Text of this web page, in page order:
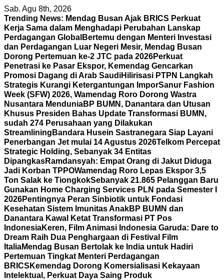
Skip
to
content
Sab. Agu 8th, 2026
Trending News: Mendag Busan Ajak BRICS Perkuat
Kerja Sama dalam Menghadapi Perubahan Lanskap
Perdagangan Global Bertemu dengan Menteri Investasi
dan Perdagangan Luar Negeri Mesir, Mendag Busan
Dorong Pertemuan ke-2 JTC pada 2026Perkuat
Penetrasi ke Pasar Ekspor, Kemendag Gencarkan
Promosi Dagang di Arab SaudiHilirisasi PTPN Langkah
Strategis Kurangi Ketergantungan ImporSanur Fashion
Week (SFW) 2026, Wamendag Roro Dorong Wastra
Nusantara MenduniaBP BUMN, Danantara dan Utusan
Khusus Presiden Bahas Update Transformasi BUMN,
sudah 274 Perusahaan yang Dilakukan
Streamlining Bandara Husein Sastranegara Siap Layani
Penerbangan Jet mulai 14 Agustus 2026Telkom Percepat
Strategic Holding, Sebanyak 34 Entitas
DipangkasRamdansyah: Empat Orang di Jakut Diduga
Jadi Korban TPPOWamendag Roro Lepas Ekspor 3,5
Ton Salak ke TiongkokSebanyak 21.865 Pelanggan Baru
Gunakan Home Charging Services PLN pada Semester I
2026Pentingnya Peran Sinbiotik untuk Fondasi
Kesehatan Sistem Imunitas AnakBP BUMN dan
Danantara Kawal Ketat Transformasi PT Pos
IndonesiaKeren, Film Animasi Indonesia Garuda: Dare to
Dream Raih Dua Penghargaan di Festival Film
ItaliaMendag Busan Bertolak ke India untuk Hadiri
Pertemuan Tingkat Menteri Perdagangan
BRICS Kemendag Dorong Komersialisasi Kekayaan
Intelektual, Perkuat Daya Saing Produk